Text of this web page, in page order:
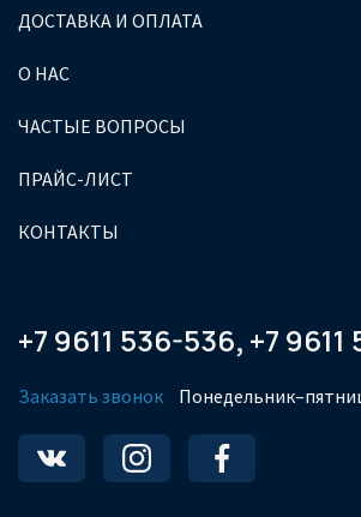
ДОСТАВКА И ОПЛАТА
О НАС
ЧАСТЫЕ ВОПРОСЫ
ПРАЙС-ЛИСТ
КОНТАКТЫ
+7 9611 536-536, +7
Заказать звонок